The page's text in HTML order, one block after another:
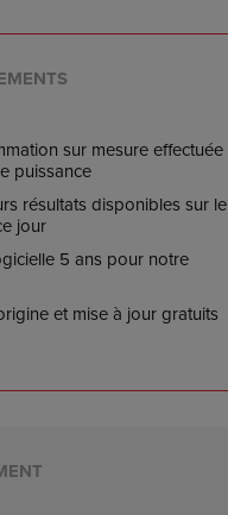
sur mesure effectuée
puissance
résultats disponibles sur le
jour
5 ans pour notre
et mise à jour gratuits